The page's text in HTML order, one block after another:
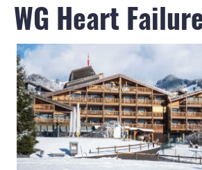
WG Heart